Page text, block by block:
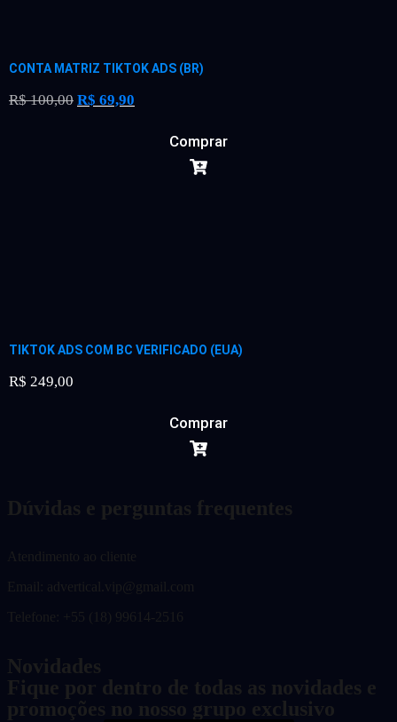
CONTA MATRIZ TIKTOK ADS (BR)
R$100,00 R$ 69,90
Comprar
TIKTOK ADS COM BC VERIFICADO (EUA)
R$ 249,00
Comprar
Dúvidas e perguntas frequentes
Atendimento ao cliente
Email:
advertical.vip@gmail.com
Telefone: +55 (18) 99614-2516
Novidades
Fique por dentro de todas as novidades e
promoções no nosso grupo exclusivo